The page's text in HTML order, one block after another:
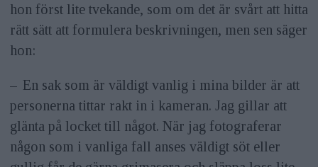
hon först lite tvekande, som om det är svårt att hitta
rätt sätt att formulera beskrivningen, men sen säger
hon:
– En sak som är väldigt vanlig i mina bilder är att
personerna tittar rakt in i kameran. Jag gillar att
glänta på locket till något. När jag fotograferar
någon som i vanliga fall anses väldigt söt eller